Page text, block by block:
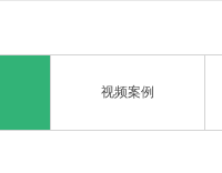
视频案例